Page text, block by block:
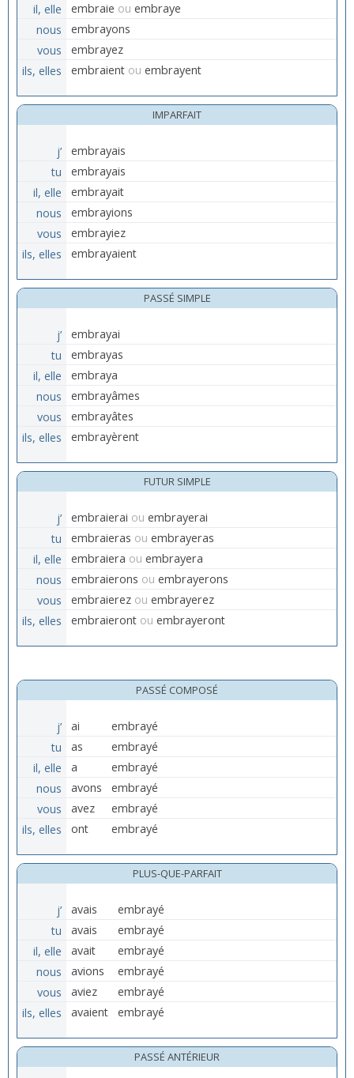
il, elle
embraie ou embraye
nous
embrayons
vous
embrayez
ils, elles
embraient ou embrayent
IMPARFAIT
j’
embrayais
tu
embrayais
il, elle
embrayait
nous
embrayions
vous
embrayiez
ils, elles
embrayaient
PASSÉ SIMPLE
j’
embrayai
tu
embrayas
il, elle
embraya
nous
embrayâmes
vous
embrayâtes
ils, elles
embrayèrent
FUTUR SIMPLE
j’ embraierai ou embrayerai
tu
embraieras ou embrayeras
il, elle
embraiera ou embrayera
nous
embraierons ou embrayerons
vous
embraierez ou embrayerez
ils, elles
embraieront ou embrayeront
PASSÉ COMPOSÉ
j’ ai
embrayé
tu
as
embrayé
il, elle
a
embrayé
nous
avons
embrayé
vous
avez
embrayé
ils, elles
ont embrayé
PLUS-QUE-PARFAIT
j’ avais
embrayé
tu
avais
embrayé
il, elle
avait
embrayé
nous
avions
embrayé
vous
aviez
embrayé
ils, elles
avaient embrayé
PASSÉ ANTÉRIEUR